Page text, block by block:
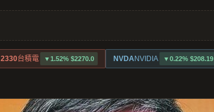
2330台積電 ▼1.52% $2270.0 NVDANVIDIA ▼0.22% $208.19